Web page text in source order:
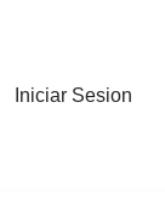
Iniciar Sesion